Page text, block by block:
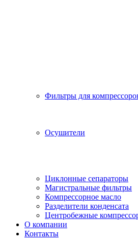
Фильтры для
Осушители
Циклонные сепараторы
Магистральные фильтры
Компрессорное масло
Разделители конденсата
Центробежные
О компании
Контакты